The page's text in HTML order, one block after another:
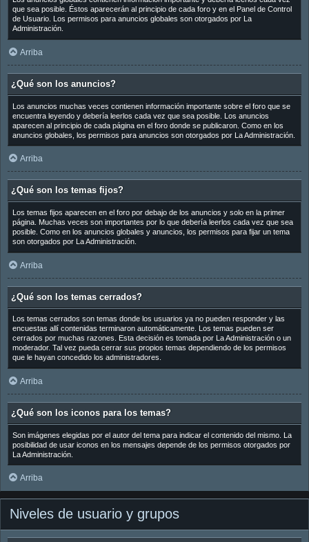
que sea posible. Éstos aparecerán al principio de cada foro y en el Panel de Control
de Usuario. Los permisos para anuncios globales son otorgados por La
Administración.
Arriba
¿Qué son los anuncios?
Los anuncios muchas veces contienen información importante sobre el foro que se
encuentra leyendo y debería leerlos cada vez que sea posible. Los anuncios
aparecen al principio de cada página en el foro donde se publicaron. Como en los
anuncios globales, los permisos para anuncios son otorgados por La Administración.
Arriba
¿Qué son los temas fijos?
Los temas fijos aparecen en el foro por debajo de los anuncios y solo en la primer
página. Muchas veces son importantes por lo que debería leerlos cada vez que sea
posible. Como en los anuncios globales y anuncios, los permisos para fijar un tema
son otorgados por La Administración.
Arriba
¿Qué son los temas cerrados?
Los temas cerrados son temas donde los usuarios ya no pueden responder y las
encuestas allí contenidas terminaron automáticamente. Los temas pueden ser
cerrados por muchas razones. Esta decisión es tomada por La Administración o un
moderador. Tal vez pueda cerrar sus propios temas dependiendo de los permisos
que le hayan concedido los administradores.
Arriba
¿Qué son los iconos para los temas?
Son imágenes elegidas por el autor del tema para indicar el contenido del mismo. La
posibilidad de usar iconos en los mensajes depende de los permisos otorgados por
La Administración.
Arriba
Niveles de usuario y grupos